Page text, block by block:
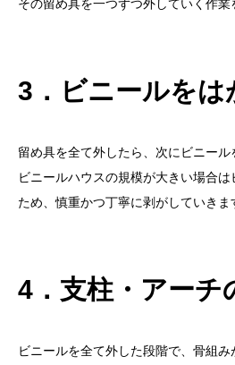
その留め具を一つずつ外していく作業
3．ビニールをは
留め具を全て外したら、次にビニール
ビニールハウスの規模が大きい場合
ため、慎重かつ丁寧に剥がしていきま
4．支柱・アーチ
ビニールを全て外した段階で、骨組